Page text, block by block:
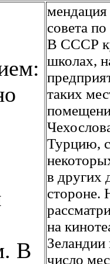
В
мендация
совета
В СССР
школах,
таких
Турцию,
в других
стороне.
на
число